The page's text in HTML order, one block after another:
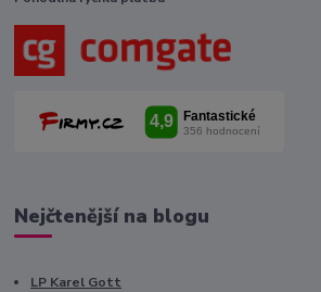
Nejčtenější na blogu
LP Karel Gott